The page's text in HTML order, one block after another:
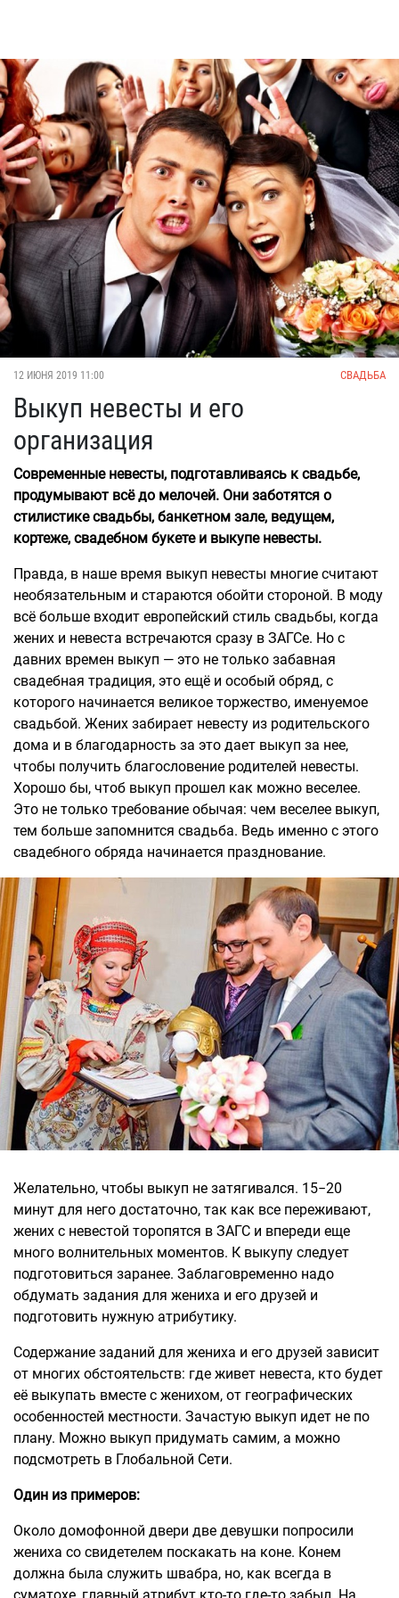
12 ИЮНЯ 2019 11:00 СВАДЬБА
Выкуп невесты и его
организация
Современные невесты, подготавливаясь к свадьбе,
продумывают всё до мелочей. Они заботятся о
стилистике свадьбы, банкетном зале, ведущем,
кортеже, свадебном букете и выкупе невесты.
Правда, в наше время выкуп невесты многие считают
необязательным и стараются обойти стороной. В моду
всё больше входит европейский стиль свадьбы, когда
жених и невеста встречаются сразу в ЗАГСе. Но с
давних времен выкуп — это не только забавная
свадебная традиция, это ещё и особый обряд, с
которого начинается великое торжество, именуемое
свадьбой. Жених забирает невесту из родительского
дома и в благодарность за это дает выкуп за нее,
чтобы получить благословение родителей невесты.
Хорошо бы, чтоб выкуп прошел как можно веселее.
Это не только требование обычая: чем веселее выкуп,
тем больше запомнится свадьба. Ведь именно с этого
свадебного обряда начинается празднование.
Желательно, чтобы выкуп не затягивался. 15−20
минут для него достаточно, так как все переживают,
жених с невестой торопятся в ЗАГС и впереди еще
много волнительных моментов. К выкупу следует
подготовиться заранее. Заблаговременно надо
обдумать задания для жениха и его друзей и
подготовить нужную атрибутику.
Содержание заданий для жениха и его друзей зависит
от многих обстоятельств: где живет невеста, кто будет
её выкупать вместе с женихом, от географических
особенностей местности. Зачастую выкуп идет не по
плану. Можно выкуп придумать самим, а можно
подсмотреть в Глобальной Сети.
Один из примеров:
Около домофонной двери две девушки попросили
жениха со свидетелем поскакать на коне. Конем
должна была служить швабра, но, как всегда в